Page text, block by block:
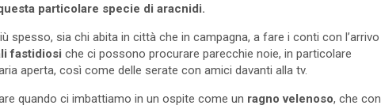
particolare specie di aracnidi.
spesso, sia chi abita in città che in campagna, a fare i conti con l’arrivo
fastidiosi che ci possono procurare parecchie noie, in particolare
aperta, così come delle serate con amici davanti alla tv.
quando ci imbattiamo in un ospite come un ragno velenoso, che con